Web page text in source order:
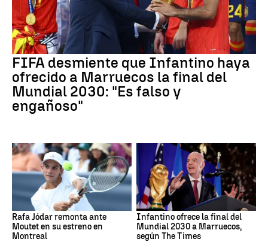
FIFA desmiente que Infantino haya
ofrecido a Marruecos la final del
Mundial 2030: "Es falso y
engañoso"
Rafa Jódar remonta ante
Moutet en su estreno en
Montreal
Infantino ofrece la final del
Mundial 2030 a Marruecos,
según The Times